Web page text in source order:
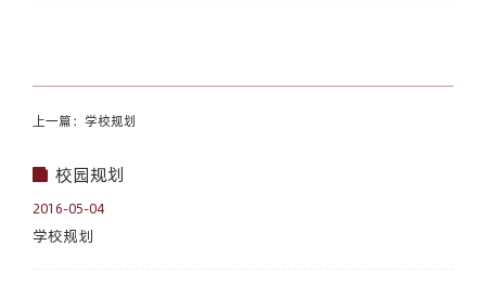
上一篇：学校规划
校园规划
2016-05-04
学校规划